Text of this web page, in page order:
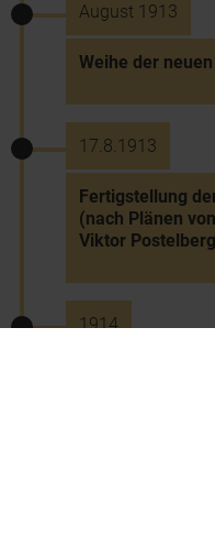
August 1913
Weihe der
17.8.1913
Fertigstellung
(nach Plänen
Viktor
1914